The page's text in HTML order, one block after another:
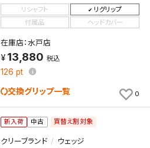
リシャフト
リグリップ
付属品
ヘッドカバー
在庫店：水戸店
13,880 税込
126 pt
交換グリップ一覧 0
新入荷 中古 買替え割対象
クリーブランド ウェッジ